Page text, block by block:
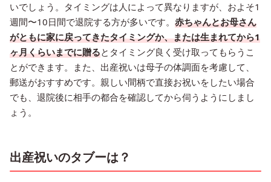
いでしょう。タイミングは人によって異なりますが、およそ1
週間〜10日間で退院する方が多いです。 赤ちゃんとお母さん
がともに家に戻ってきたタイミングか、または生まれてから1
ヶ月くらいまでに贈るとタイミング良く受け取ってもらうこ
とができます。また、出産祝いは母子の体調面を考慮して、
郵送がおすすめです。親しい間柄で直接お祝いをしたい場合
でも、退院後に相手の都合を確認してから伺うようにしまし
ょう。
出産祝いのタブーは？